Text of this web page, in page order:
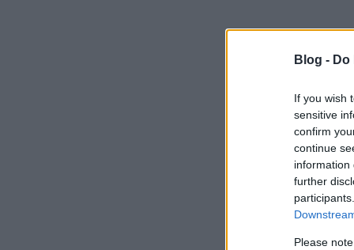
Blog -
If you wish
sensitive
confirm
continue
information
further
Please